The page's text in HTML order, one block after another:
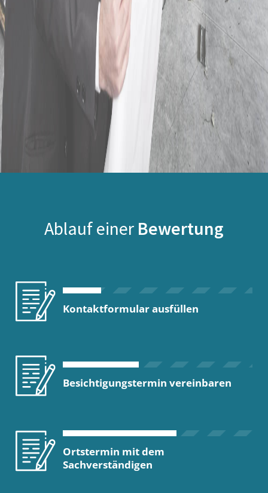
Ablauf einer Bewertung
Kontaktformular ausfüllen
Besichtigungstermin vereinbaren
Ortstermin mit dem
Sachverständigen